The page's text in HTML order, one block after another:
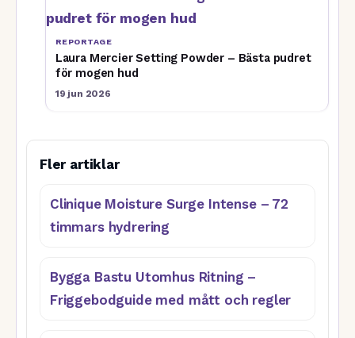
REPORTAGE
Laura Mercier Setting Powder – Bästa pudret
för mogen hud
19 jun 2026
Fler artiklar
Clinique Moisture Surge Intense – 72
timmars hydrering
Bygga Bastu Utomhus Ritning –
Friggebodguide med mått och regler